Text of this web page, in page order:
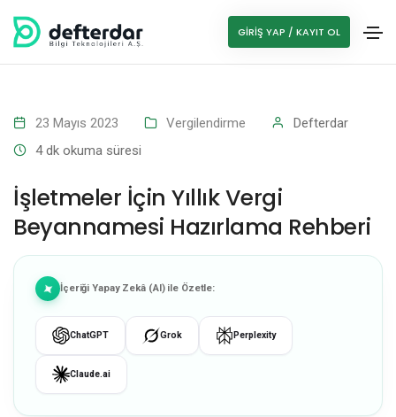
GIRIŞ YAP / KAYIT OL
23 Mayıs 2023 Vergilendirme
Defterdar
4dk okuma süresi
İşletmeler İçin Yıllık Vergi
Beyannamesi Hazırlama Rehberi
İçeriği Yapay Zekâ (AI) ile Özetle:
ChatGPT Grok Perplexity
Claude.ai